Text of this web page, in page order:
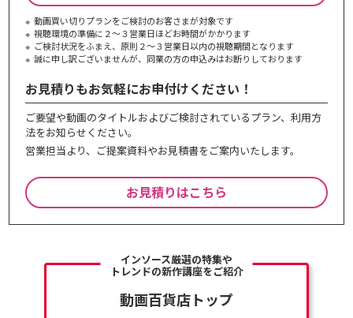
動画買い切りプランをご検討のお客さまが対象です
視聴環境の準備に２～３営業日ほどお時間がかかります
ご検討状況をふまえ、原則２～３営業⽇以内の視聴期間となります
誠に申し訳ございませんが、同業の⽅の申込みはお断りしております
お見積りもお気軽にお申付けください！
ご要望や動画のタイトルおよびご検討されているプラン、利⽤⽅
法をお知らせください。
営業担当より、ご提案資料やお⾒積書をご案内いたします。
お見積りはこちら
インソース厳選の特集や
トレンドの新作講座をご紹介
動画百貨店トップ